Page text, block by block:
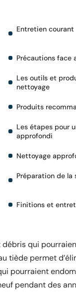
Entretien courant
Précautions face
Les outils et
nettoyage
Produits
Les étapes pour
approfondi
Nettoyage
Préparation de la
Finitions et
qui
tiède permet
pourraient
pendant des